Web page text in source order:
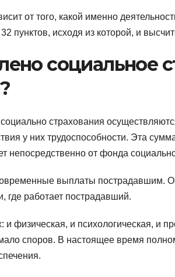
от того, какой именно
пунктов, исходя из которой, и
социальное
страхования
у них трудоспособности. Эта
непосредственно от фонда
выплаты пострадавшим.
где работает пострадавший.
физическая, и психологическая, и
споров. В настоящее время